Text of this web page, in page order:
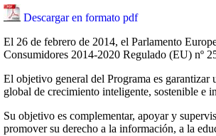
Descargar en formato pdf
El 26 de febrero de 2014, el Parlamento
Consumidores 2014-2020 Regulado (EU) nº
El objetivo general del Programa es garantizar
global de crecimiento inteligente, sostenible e
Su objetivo es complementar, apoyar y
promover su derecho a la información, a la